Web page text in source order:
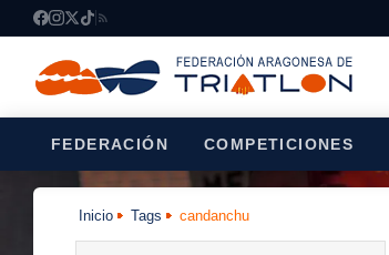
FEDERACIÓN COMPETICIONES
Inicio Tags
candanchu